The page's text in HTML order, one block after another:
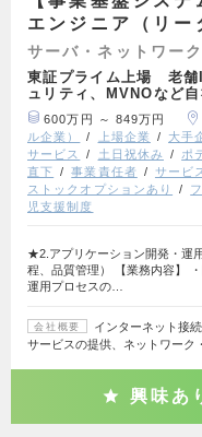
エンジニア（リー
サーバ・ネットワー
東証プライム上場 老
ュリティ、MVNOなど
600万円 ～ 849万円
ル企業）
上場企業 大手
サービス
土日祝休み ポ
直下
事業責任者 サービ
ストックオプションあり
児支援制度
★2.アプリケーション開発・運
程、品質管理） 【業務内容】
運用プロセスの…
会社概要
インターネット接
サービスの提供、ネットワーク
興味あ